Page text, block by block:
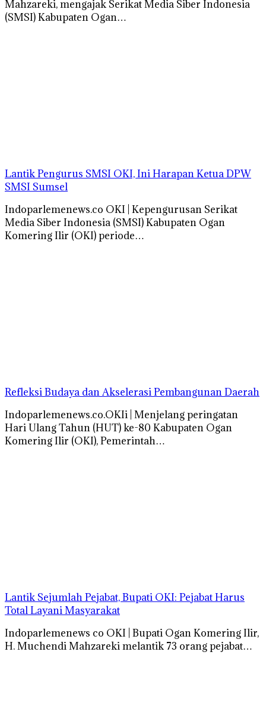
Mahzareki, mengajak Serikat Media Siber Indonesia
(SMSI) Kabupaten Ogan…
Lantik Pengurus SMSI OKI, Ini Harapan Ketua DPW
SMSI Sumsel
Indoparlemenews.co OKI | Kepengurusan Serikat
Media Siber Indonesia (SMSI) Kabupaten Ogan
Komering Ilir (OKI) periode…
Refleksi Budaya dan Akselerasi Pembangunan Daerah
Indoparlemenews.co.OKIi | Menjelang peringatan
Hari Ulang Tahun (HUT) ke-80 Kabupaten Ogan
Komering Ilir (OKI), Pemerintah…
Lantik Sejumlah Pejabat, Bupati OKI: Pejabat Harus
Total Layani Masyarakat
Indoparlemenews co OKI | Bupati Ogan Komering Ilir,
H. Muchendi Mahzareki melantik 73 orang pejabat…